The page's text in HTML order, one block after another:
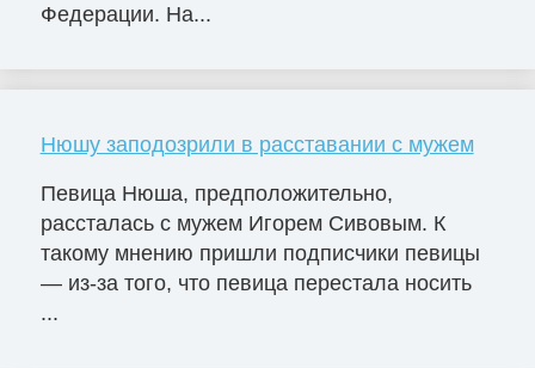
Федерации. На...
Нюшу заподозрили в расставании с мужем
Певица Нюша, предположительно,
рассталась с мужем Игорем Сивовым. К
такому мнению пришли подписчики певицы
— из-за того, что певица перестала носить
...